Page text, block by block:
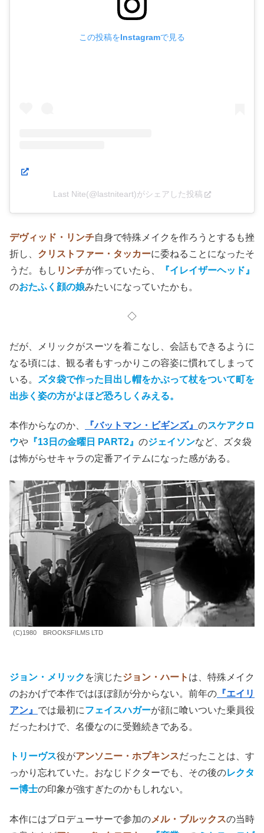
の写真を忠実に再現 していることに驚く。
この投稿をInstagramで見る
Last Nite(@lastniteart)がシェアした投稿
デヴィッド・リンチ自身で特殊メイクを作ろうとするも挫
うだ。もしリンチ が作っていたら、『イレイザーヘッド』
の おたふく顔の娘みたいになっていたかも。
だが、メリックがスーツを着こなし、会話もできるように
なる頃には、観る者もすっかりこの容姿に慣れてしまって
いる。
ズタ袋で作った目出し帽をかぶって杖をついて町を
出歩く姿の方がよほど恐ろしくみえる。
本作からなのか、『バットマン・ビギンズ』
スケアクロ
ウ
や 『13日の金曜日 PART2』 ジェイソンなど、ズタ袋
は怖がらせキャラの定番アイテムになった感がある。
(C)1980 BROOKSFILMS LTD